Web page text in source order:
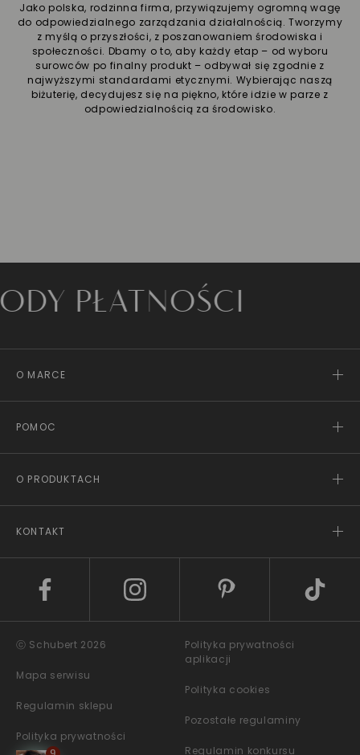
Jako polska, rodzinna firma, przywiązujemy ogromną wagę
do odpowiedzialnego zarządzania działalnością. Tworzymy
z myślą o przyszłości, z poszanowaniem środowiska i
społeczności. Dbamy o to, aby każdy etap – od wyboru
surowców po finalny produkt – odbywał się zgodnie z
najwyższymi standardami etycznymi. Wybierając naszą
biżuterię, decydujesz się na piękno, które idzie w parze z
odpowiedzialnością za środowisko.
O MARCE
POMOC
O PRODUKTACH
KONTAKT
ⓒ Schubert 2026
Mapa serwisu
Regulamin sklepu
Polityka prywatności
Polityka prywatności
aplikacji
Polityka cookies
Pozostałe regulaminy
Regulamin konkursu